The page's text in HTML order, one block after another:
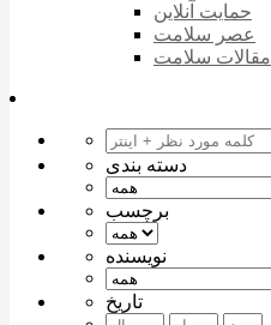
حمایت آنلاین
عصر سلامت
مقالات سلامت
دسته بندی
برچسب
نویسنده
تاریخ